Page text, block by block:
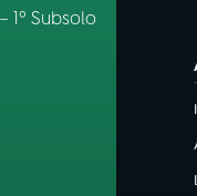
1º Subsolo